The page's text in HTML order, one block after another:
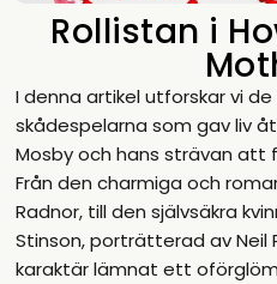
Rollistan i
I denna artikel utforskar vi
skådespelarna som gav liv
Mosby och hans strävan att
Från den charmiga och
Radnor, till den självsäkra
Stinson, porträtterad av Neil
karaktär lämnat ett